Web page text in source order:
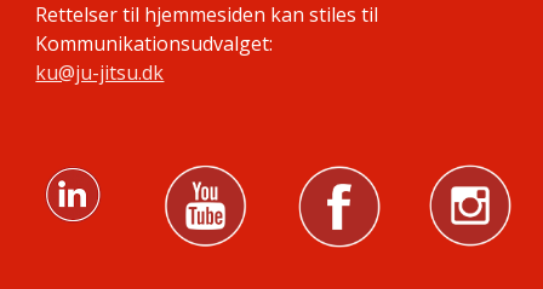
Rettelser til hjemmesiden kan stiles til
Kommunikationsudvalget:
ku@ju-jitsu.dk